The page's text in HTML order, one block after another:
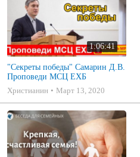
1:06:41
"Секреты победы" Самарин Д.В.
Проповеди МСЦ ЕХБ
Христианин
Март 13, 2020